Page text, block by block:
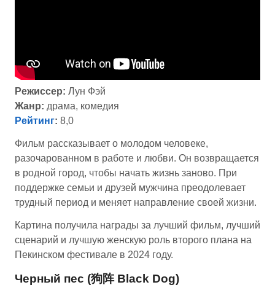
Режиссер: Лун Фэй
Жанр: драма, комедия
Рейтинг: 8,0
Фильм рассказывает о молодом человеке,
разочарованном в работе и любви. Он возвращается
в родной город, чтобы начать жизнь заново. При
поддержке семьи и друзей мужчина преодолевает
трудный период и меняет направление своей жизни.
Картина получила награды за лучший фильм, лучший
сценарий и лучшую женскую роль второго плана на
Пекинском фестивале в 2024 году.
Черный пес (狗阵 Black Dog)